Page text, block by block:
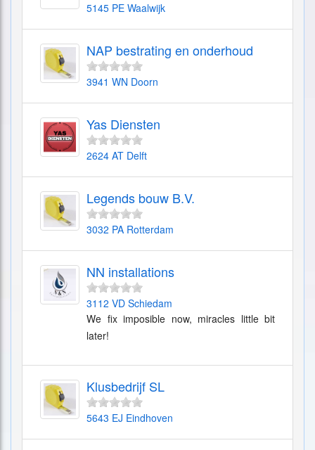
5145 PE Waalwijk
NAP bestrating en onderhoud
3941 WN Doorn
Yas Diensten
2624 AT Delft
Legends bouw B.V.
3032 PA Rotterdam
NN installations
3112 VD Schiedam
We fix imposible now, miracles little bit
later!
Klusbedrijf SL
5643 EJ Eindhoven